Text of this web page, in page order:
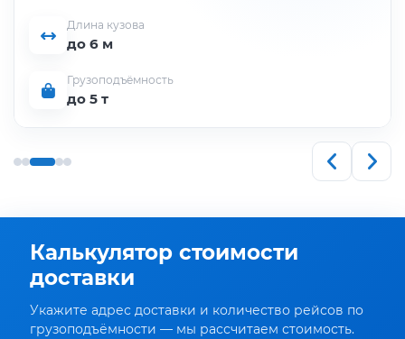
Длина кузова
до 6 м
Грузоподъёмность
до 5 т
Калькулятор стоимости
доставки
Укажите адрес доставки и количество рейсов по
грузоподъёмности — мы рассчитаем стоимость.